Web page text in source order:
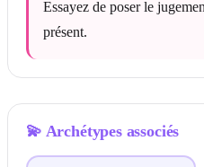
Essayez de poser le
présent.
💫 Archétypes associés